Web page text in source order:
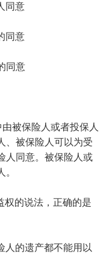
同意
同意
同意
被保险人或者投保人
、被保险人可以为受
人同意。被保险人或
的说法，正确的是
的遗产都不能用以